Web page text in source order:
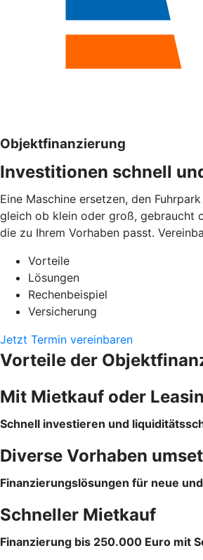
Objektfinanzierung
Investitionen schnell
Eine Maschine ersetzen, den
gleich ob klein oder groß, gebraucht
die zu Ihrem Vorhaben passt.
Vorteile
Lösungen
Rechenbeispiel
Versicherung
Jetzt Termin vereinbaren
Vorteile der
Mit Mietkauf oder
Schnell investieren und
Diverse Vorhaben
Finanzierungslösungen für neue
Schneller Mietkauf
Finanzierung bis 250.000 Euro mit